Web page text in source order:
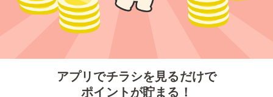
アプリでチラシを見るだけで
ポイントが貯まる！